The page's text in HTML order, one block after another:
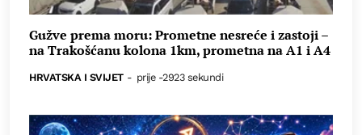
Gužve prema moru: Prometne nesreće i zastoji –
na Trakošćanu kolona 1km, prometna na A1 i A4
HRVATSKA I SVIJET - prije -2923 sekundi